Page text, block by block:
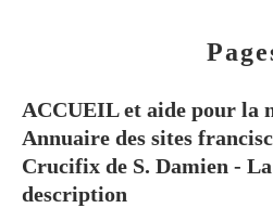
ACCUEIL et aide pour la
Annuaire des sites
Crucifix de S. Damien -
description